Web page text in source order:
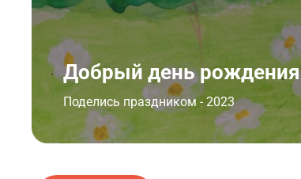
Добрый день рождения
Поделись праздником - 2023